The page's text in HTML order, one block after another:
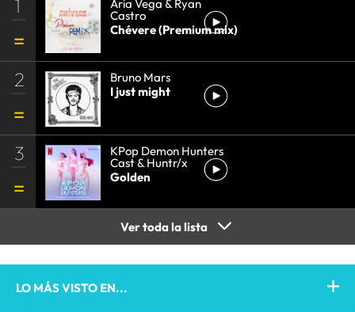
1 Aria Vega & Ryan
Castro
Chévere (Premium mix)
2
Bruno Mars
I just might
3 KPop Demon Hunters
Cast & Huntr/x
Golden
Ver toda la lista
LO MÁS VISTO EN...